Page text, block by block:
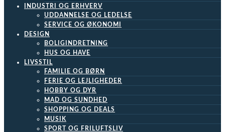
INDUSTRI OG ERHVERV
UDDANNELSE OG LEDELSE
SERVICE OG ØKONOMI
DESIGN
BOLIGINDRETNING
HUS OG HAVE
LIVSSTIL
FAMILIE OG BØRN
FERIE OG LEJLIGHEDER
HOBBY OG DYR
MAD OG SUNDHED
SHOPPING OG DEALS
MUSIK
SPORT OG FRILUFTSLIV